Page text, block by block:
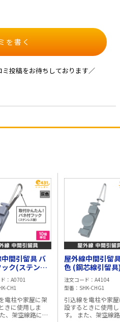
を書く
投稿をお待ちしております／
間引留具 バ
ク(ステンレ
ス製) 灰色A0701
CH1
電柱や家屋に架
きに使用しま
、架空線路にお
屋外線中間引留
色 (鋼芯線引留
注文コード
A4104
型番
SHK-CHG1
引込線を電柱や家
設するときに使用
す。 また、架空線